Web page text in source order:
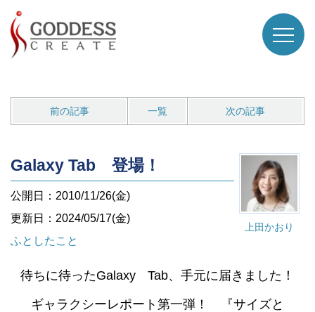
前の記事 一覧 次の記事
上田かおり
Galaxy Tab 登場！
公開日：2010/11/26(金)
更新日：2024/05/17(金)
ふとしたこと
待ちに待ったGalaxy Tab、手元に届きました！
ギャラクシーレポート第一弾！ 『サイズと